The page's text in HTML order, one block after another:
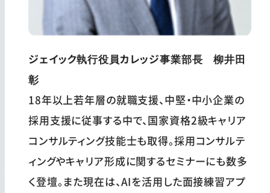
ジェイック執行役員カレッジ事業部長 柳井田
彰
18年以上若年層の就職支援、中堅・中小企業の
採用支援に従事する中で、国家資格2級キャリア
コンサルティング技能士も取得。採用コンサルテ
ィングやキャリア形成に関するセミナーにも数多
く登壇。また現在は、AIを活用した面接練習アプ